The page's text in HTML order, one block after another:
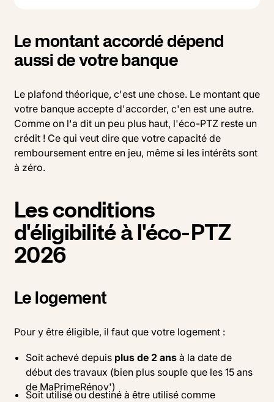
Le montant accordé dépend
aussi de votre banque
Le plafond théorique, c'est une chose. Le montant que
votre banque accepte d'accorder, c'en est une autre.
Comme on l'a dit un peu plus haut, l'éco-PTZ reste un
crédit ! Ce qui veut dire que votre capacité de
remboursement entre en jeu, même si les intérêts sont
à zéro.
Les conditions
d'éligibilité à l'éco-PTZ
2026
Le logement
Pour y être éligible, il faut que votre logement :
Soit achevé depuis plus de 2 ans à la date de
début des travaux (bien plus souple que les 15 ans
de MaPrimeRénov')
Soit utilisé ou destiné à être utilisé comme